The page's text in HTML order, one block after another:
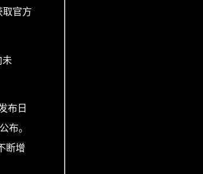
取官方
布日
布。
断增